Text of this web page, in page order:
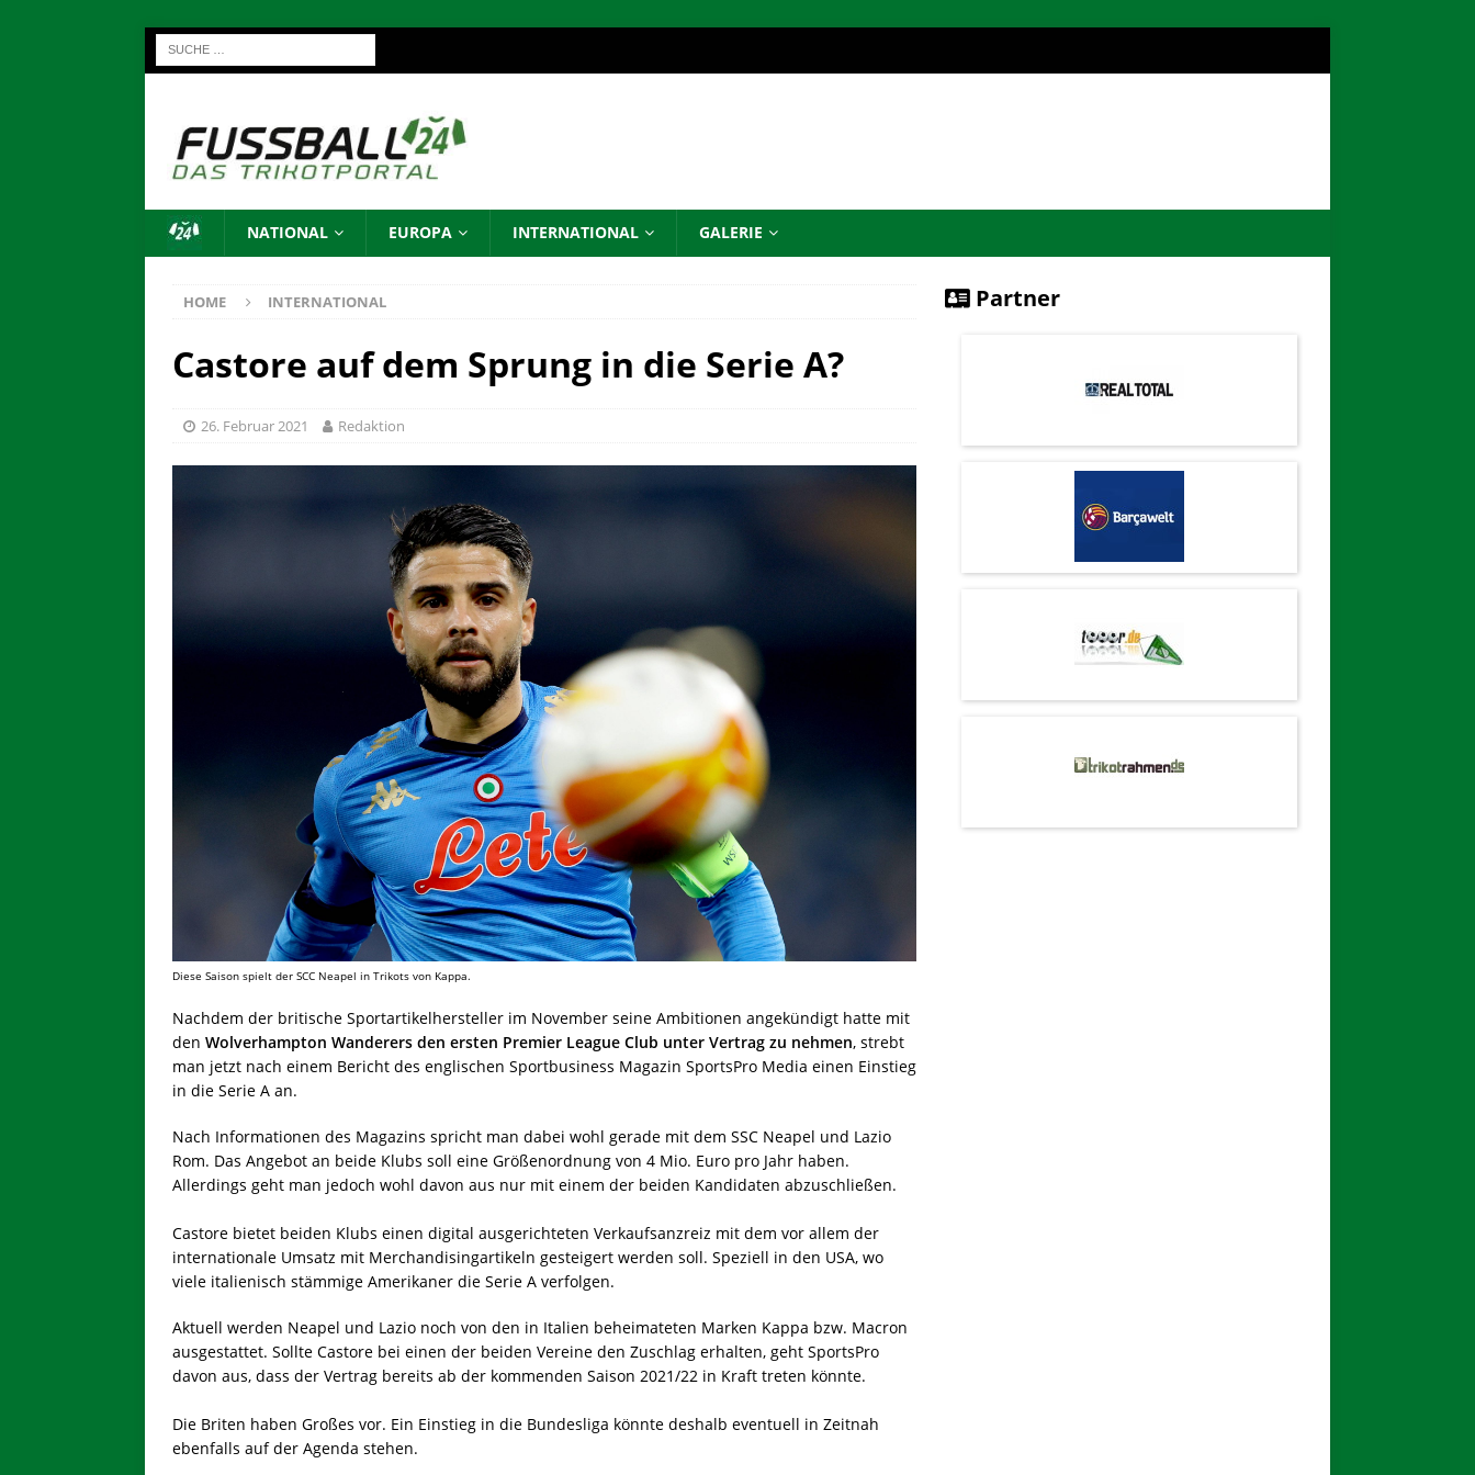
NATIONAL EUROPA INTERNATIONAL GALERIE
HOME INTERNATIONAL
Castore auf dem Sprung in die Serie A?
26. Februar 2021 Redaktion
Diese Saison spielt der SCC Neapel in Trikots von Kappa.
Nachdem der britische Sportartikelhersteller im November seine Ambitionen angekündigt hatte mit
den Wolverhampton Wanderers den ersten Premier League Club unter Vertrag zu nehmen, strebt
man jetzt nach einem Bericht des englischen Sportbusiness Magazin SportsPro Media einen Einstieg
in die Serie A an.
Nach Informationen des Magazins spricht man dabei wohl gerade mit dem SSC Neapel und Lazio
Rom. Das Angebot an beide Klubs soll eine Größenordnung von 4 Mio. Euro pro Jahr haben.
Allerdings geht man jedoch wohl davon aus nur mit einem der beiden Kandidaten abzuschließen.
Castore bietet beiden Klubs einen digital ausgerichteten Verkaufsanzreiz mit dem vor allem der
internationale Umsatz mit Merchandisingartikeln gesteigert werden soll. Speziell in den USA, wo
viele italienisch stämmige Amerikaner die Serie A verfolgen.
Aktuell werden Neapel und Lazio noch von den in Italien beheimateten Marken Kappa bzw. Macron
ausgestattet. Sollte Castore bei einen der beiden Vereine den Zuschlag erhalten, geht SportsPro
davon aus, dass der Vertrag bereits ab der kommenden Saison 2021/22 in Kraft treten könnte.
Die Briten haben Großes vor. Ein Einstieg in die Bundesliga könnte deshalb eventuell in Zeitnah
ebenfalls auf der Agenda stehen.
Partner